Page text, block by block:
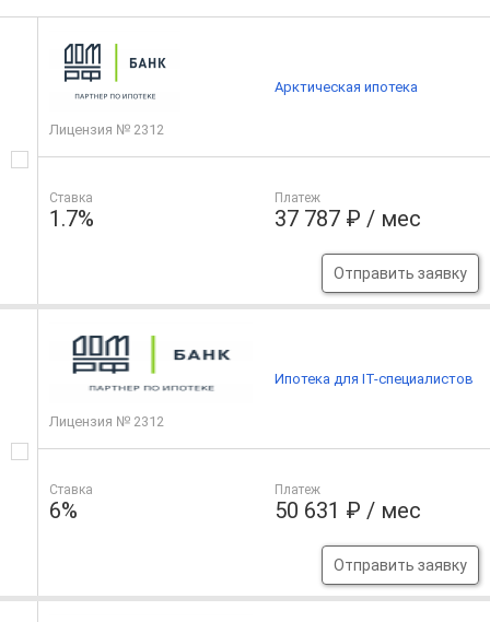
Лицензия № 2312
Ставка
1.7%
Платеж
37 787 ₽ / мес
Отправить заявку
Арктическая ипотека
Лицензия № 2312
Ставка
6%
Платеж
50 631 ₽ / мес
Отправить заявку
Ипотека для IT-специалистов